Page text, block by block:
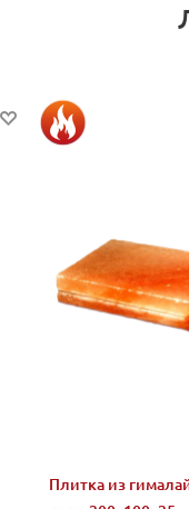
Плитка из